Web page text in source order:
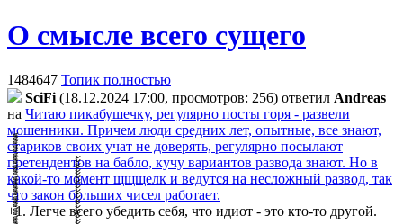
О смысле всего сущего
1484647 Топик полностью
SciFi (18.12.2024 17:00, просмотров: 256) ответил Andreas
на Читаю пикабушечку, регулярно посты горя - развели
мошенники. Причем люди средних лет, опытные, все знают,
стариков своих учат не доверять, регулярно посылают
претендентов на бабло, кучу вариантов развода знают. Но в
какой-то момент щщщелк и ведутся на несложный развод, так
что закон больших чисел работает.
+1. Легче всего убедить себя, что идиот - это кто-то другой.